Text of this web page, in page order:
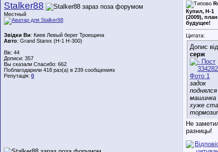
Stalker88
Местный
Звідки Ви: Киев Левый берег Троещина
Авто: Grand Starex (H-1 H-300)
Вік: 44
Дописи: 357
Вы сказали Спасибо: 662
Поблагодарили 418 раз(а) в 239 сообщениях
Репутація: 0
Купил, H-1
(2009),
будущее!
Цитата:
Допис від
серж
задок
машинка
хуже
Не
разницы!